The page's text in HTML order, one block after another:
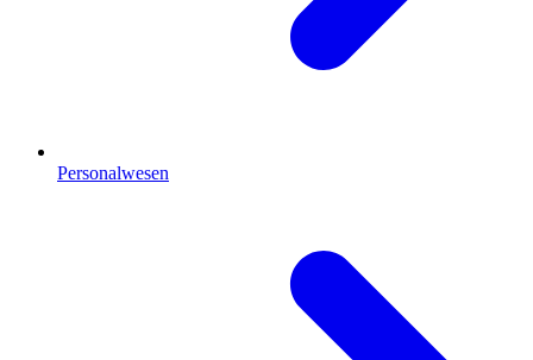
Personalwesen